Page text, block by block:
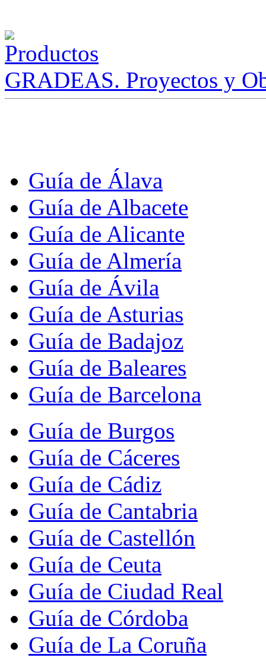
GRADEAS. Proyectos y
Guía de Álava
Guía de Albacete
Guía de Alicante
Guía de Almería
Guía de Ávila
Guía de Asturias
Guía de Badajoz
Guía de Baleares
Guía de Barcelona
Guía de Burgos
Guía de Cáceres
Guía de Cádiz
Guía de Cantabria
Guía de Castellón
Guía de Ceuta
Guía de Ciudad Real
Guía de Córdoba
Guía de La Coruña